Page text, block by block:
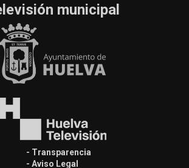
municipal
- Transparencia
- Aviso Legal